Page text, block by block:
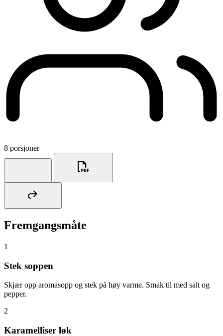
8 porsjoner
Fremgangsmåte
1
Stek soppen
Skjær opp aromasopp og stek på høy varme. Smak til med salt og
pepper.
2
Karamelliser løk